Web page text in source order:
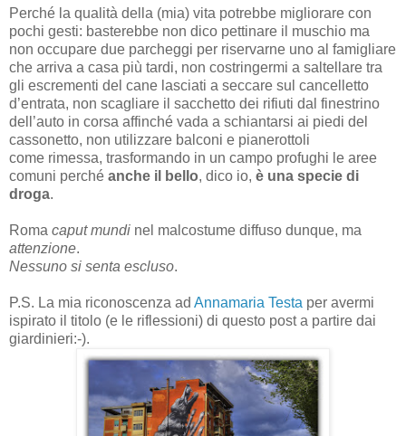
Perché la qualità della (mia) vita potrebbe migliorare con
pochi gesti: basterebbe non dico pettinare il muschio ma
non occupare due parcheggi per riservarne uno al famigliare
che arriva a casa più tardi, non costringermi a saltellare tra
gli escrementi del cane lasciati a seccare sul cancelletto
d’entrata, non scagliare il sacchetto dei rifiuti dal finestrino
dell’auto in corsa affinché vada a schiantarsi ai piedi del
cassonetto, non utilizzare balconi e pianerottoli
come rimessa, trasformando in un campo profughi le aree
comuni perché anche il bello, dico io, è una specie di
droga.
Roma caput mundi nel malcostume diffuso dunque, ma
attenzione.
Nessuno si senta escluso.
P.S. La mia riconoscenza ad Annamaria Testa per avermi
ispirato il titolo (e le riflessioni) di questo post a partire dai
giardinieri:-).